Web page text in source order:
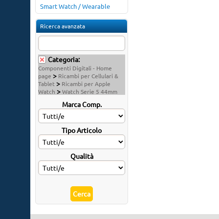
Smart Watch / Wearable
Ricerca avanzata
Categoria:
Componenti Digitali - Home
page > Ricambi per Cellulari &
Tablet> Ricambi per Apple
Watch >Watch Serie 5 44mm
Marca Comp.
Tipo Articolo
Qualità